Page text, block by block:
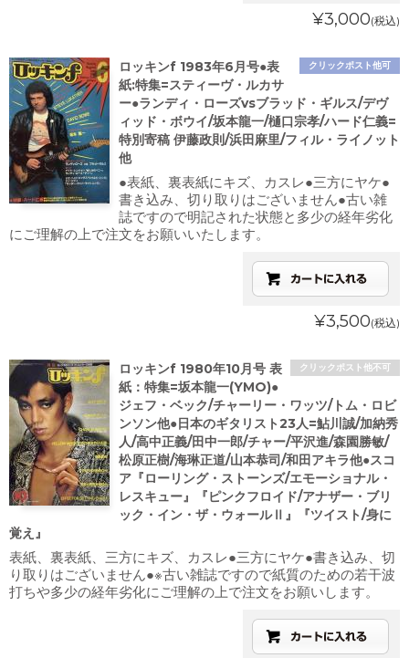
¥3,000(税込)
クリックポスト他可
ロッキンf 1983年6月号●表
紙:特集=スティーヴ・ルカサ
ー●ランディ・ローズvsブラッド・ギルス/デヴ
ィッド・ボウイ/坂本龍一/樋口宗孝/ハード仁義=
特別寄稿 伊藤政則/浜田麻里/フィル・ライノット
他
●表紙、裏表紙にキズ、カスレ●三方にヤケ●
書き込み、切り取りはございません●古い雑
誌ですので明記された状態と多少の経年劣化
にご理解の上で注文をお願いいたします。
¥3,500(税込)
クリックポスト他不可
ロッキンf 1980年10月号 表
紙：特集=坂本龍一(YMO)●
ジェフ・ベック/チャーリー・ワッツ/トム・ロビ
ンソン他●日本のギタリスト23人=鮎川誠/加納秀
人/高中正義/田中一郎/チャー/平沢進/森園勝敏/
松原正樹/海琳正道/山本恭司/和田アキラ他●スコ
ア『ローリング・ストーンズ/エモーショナル・
レスキュー』『ピンクフロイド/アナザー・ブリ
ック・イン・ザ・ウォールⅡ』『ツイスト/身に
覚え』
表紙、裏表紙、三方にキズ、カスレ●三方にヤケ●書き込み、切
り取りはございません●※古い雑誌ですので紙質のための若干波
打ちや多少の経年劣化にご理解の上で注文をお願いします。